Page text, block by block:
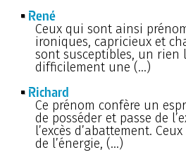
René
Ceux qui sont ainsi
ironiques, capricieux et
sont susceptibles, un rien
difficilement une (…)
Richard
Ce prénom confère un
de posséder et passe de
l’excès d’abattement.
de l’énergie, (…)